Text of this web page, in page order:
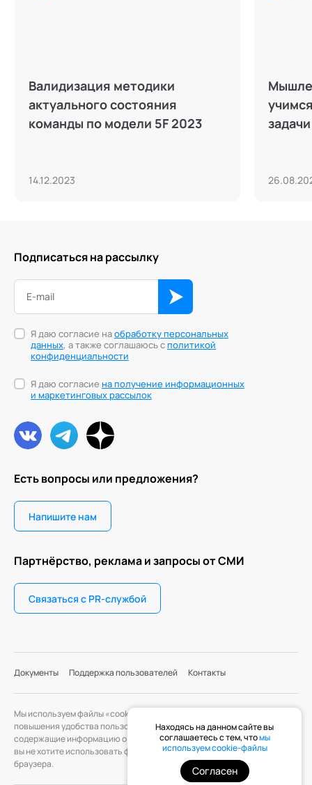
Валидизация методики
актуального состояния
команды по модели 5F 2023
14.12.2023
задачи
Есть вопросы или предложения?
Напишите нам
Партнёрство, реклама и запросы от СМИ
Связаться с PR-службой
Подписаться на рассылку
Я даю согласие наобработку персональных
данных, а также соглашаюсь сполитикой
конфиденциальности
Я даю согласие на получение информационных
и маркетинговых рассылок
Документы Поддержка пользователей Контакты
Мы используем файлы «cookie» с целью персонализации сервисов и
повышения удобства пользования веб-сайтом. «Cookie» — файлы,
содержащие информацию о предыдущих посещениях веб-сайта. Если
вы не хотите использовать файлы «cookie», измените настройки
браузера.
Находясь на данном сайте вы
соглашаетесь с тем, чтомы
используем cookie-файлы
Согласен